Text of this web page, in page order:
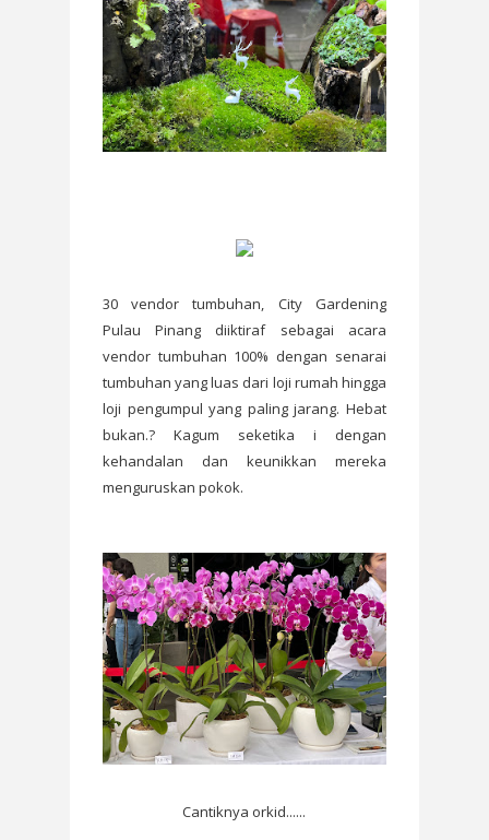
30 vendor tumbuhan, City Gardening
Pulau Pinang diiktiraf sebagai acara
vendor tumbuhan 100% dengan senarai
tumbuhan yang luas dari loji rumah hingga
loji pengumpul yang paling jarang. Hebat
bukan.? Kagum seketika i dengan
kehandalan dan keunikkan mereka
menguruskan pokok.
Cantiknya orkid......